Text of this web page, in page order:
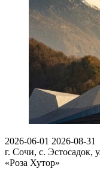
2026-06-01 2026-08-31
г. Сочи, с. Эстосадок,
«Роза Хутор»